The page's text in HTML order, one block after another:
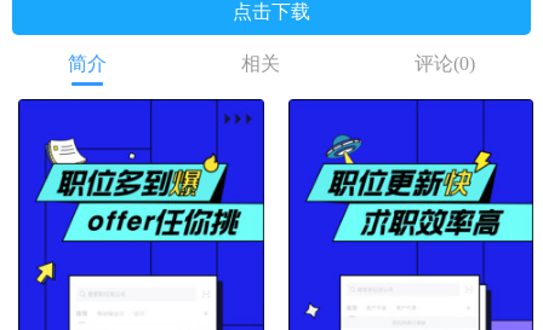
点击下载
简介 相关 评论(0)